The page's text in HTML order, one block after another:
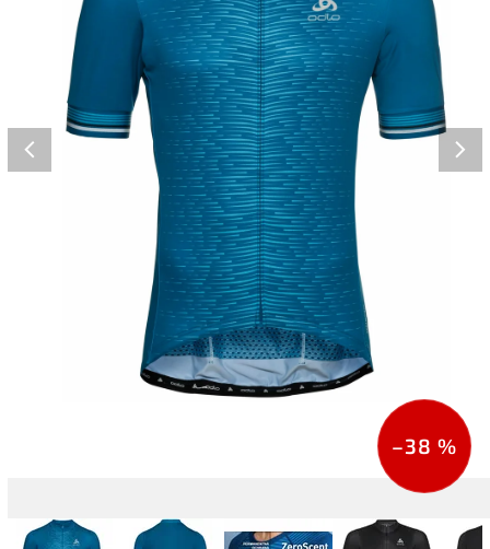
–38 %